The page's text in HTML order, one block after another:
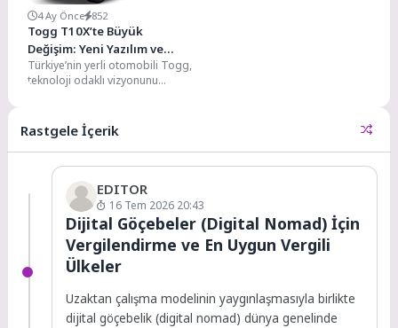
4 Ay Önce 852
Togg T10X’te Büyük
Değişim: Yeni Yazılım ve
Donanım Güncellemesi
Yayında
Türkiye’nin yerli otomobili Togg,
teknoloji odaklı vizyonunu
Rastgele İçerik
EDITOR
16 Tem 2026 20:43
Dijital Göçebeler (Digital Nomad) İçin
Vergilendirme ve En Uygun Vergili
Ülkeler
Uzaktan çalışma modelinin yaygınlaşmasıyla birlikte
dijital göçebelik (digital nomad) dünya genelinde